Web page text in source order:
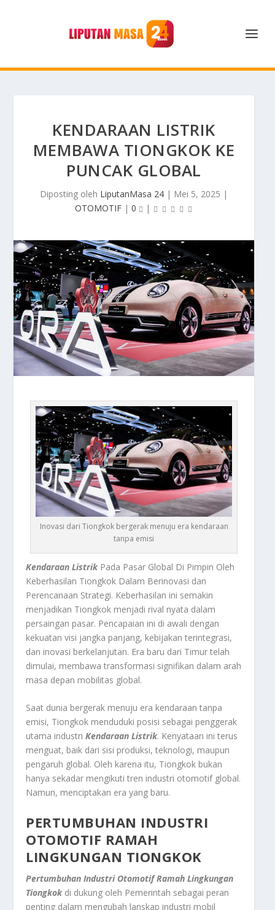
KENDARAAN LISTRIK
MEMBAWA TIONGKOK KE
PUNCAK GLOBAL
Diposting oleh LiputanMasa 24 | Mei 5, 2025 |
OTOMOTIF| 0 |
Inovasi dari Tiongkok bergerak menuju era kendaraan
tanpa emisi
Kendaraan ListrikPada Pasar Global Di Pimpin Oleh
Keberhasilan Tiongkok Dalam Berinovasi dan
Perencanaan Strategi. Keberhasilan ini semakin
menjadikan Tiongkok menjadi rival nyata dalam
persaingan pasar. Pencapaian ini di awali dengan
kekuatan visi jangka panjang, kebijakan terintegrasi,
dan inovasi berkelanjutan. Era baru dari Timur telah
dimulai, membawa transformasi signifikan dalam arah
masa depan mobilitas global.
Saat dunia bergerak menuju era kendaraan tanpa
emisi, Tiongkok menduduki posisi sebagai penggerak
utama industriKendaraan Listrik. Kenyataan ini terus
menguat, baik dari sisi produksi, teknologi, maupun
pengaruh global. Oleh karena itu, Tiongkok bukan
hanya sekadar mengikuti tren industri otomotif global.
Namun, menciptakan era yang baru.
PERTUMBUHAN INDUSTRI
OTOMOTIF RAMAH
LINGKUNGAN TIONGKOK
Pertumbuhan Industri Otomotif Ramah Lingkungan
Tiongkok di dukung oleh Pemerintah sebagai peran
penting dalam mengubah lanskap industri mobil